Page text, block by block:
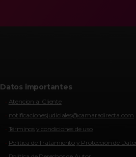
Datos importantes
Atencion al Cliente
notificacionesjudiciales@camaradirecta.com
Términos y condiciones de uso
Política de Tratamiento y Protección de